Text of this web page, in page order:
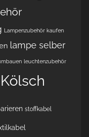
Lampenzubehör kaufen
lampe selber
leuchtenzubehör
stoffkabel